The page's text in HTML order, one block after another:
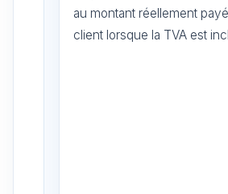
au montant réellement
client lorsque la TVA est